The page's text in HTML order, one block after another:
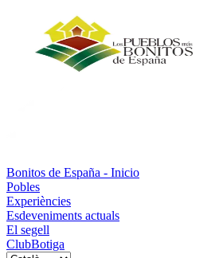
Bonitos de España - Inicio
Pobles
Experiències
Esdeveniments actuals
El segell
ClubBotiga